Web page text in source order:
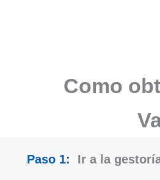
Como
Paso 1: Ir a la